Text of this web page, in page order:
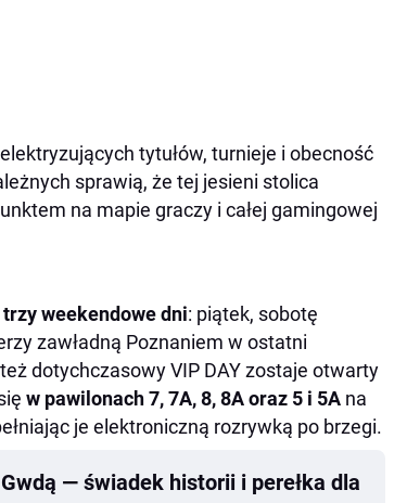
tytułów, turnieje i obecność
sprawią, że tej jesieni stolica
na mapie graczy i całej gamingowej
trzy weekendowedni: piątek, sobotę
zawładną Poznaniem w ostatni
dotychczasowy VIP DAY zostaje otwarty
w pawilonach 7, 7A, 8, 8A oraz 5 i 5A na
je elektroniczną rozrywką po brzegi.
— świadek historii i perełka dla